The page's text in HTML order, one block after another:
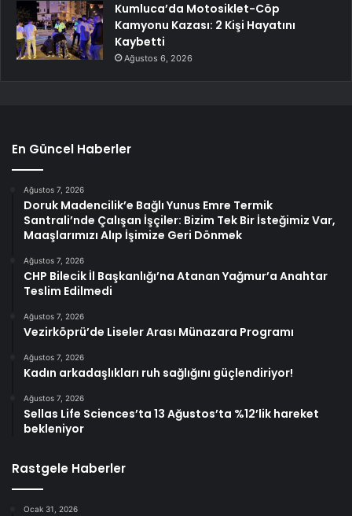
Kumluca’da Motosiklet-Cöp
Kamyonu Kazası: 2 Kişi Hayatını
Kaybetti
Ağustos 6, 2026
En Güncel Haberler
Ağustos 7, 2026
Doruk Madencilik’e Bağlı Yunus Emre Termik
Santrali’nde Çalışan İşçiler: Bizim Tek Bir İsteğimiz Var,
Maaşlarımızı Alıp İşimize Geri Dönmek
Ağustos 7, 2026
CHP Bilecik İl Başkanlığı’na Atanan Yağmur’a Anahtar
Teslim Edilmedi
Ağustos 7, 2026
Vezirköprü’de Liseler Arası Münazara Programı
Ağustos 7, 2026
Kadın arkadaşlıkları ruh sağlığını güçlendiriyor!
Ağustos 7, 2026
Sellas Life Sciences’ta 13 Ağustos’ta %12’lik hareket
bekleniyor
Rastgele Haberler
Ocak 31, 2026